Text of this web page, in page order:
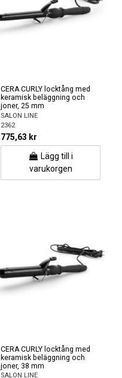
CERA CURLY locktång med
keramisk beläggning och
joner, 25 mm
SALON LINE
2362
775,63 kr
Lägg till i
varukorgen
CERA CURLY locktång med
keramisk beläggning och
joner, 38 mm
SALON LINE